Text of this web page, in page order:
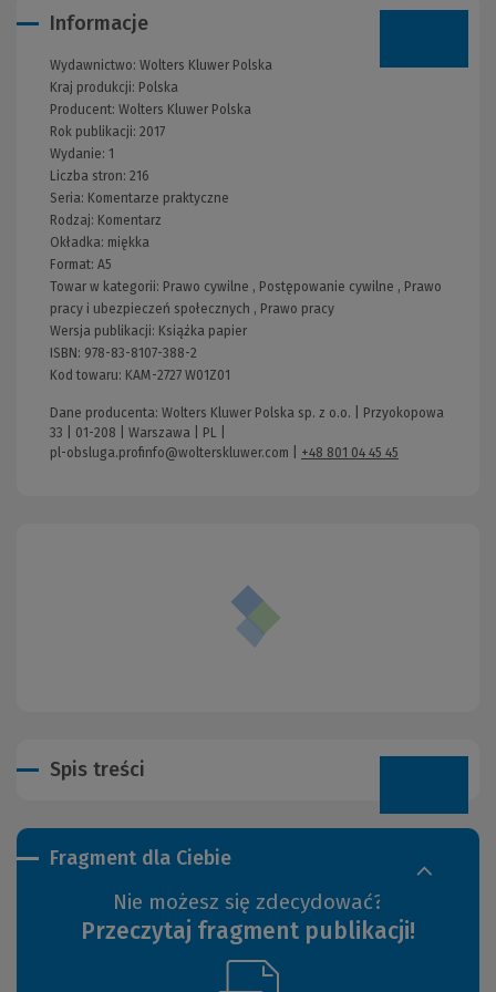
Fragment dla Ciebie
Nie możesz się zdecydować?
Przeczytaj fragment publikacji!
Informacje
Wydawnictwo: Wolters Kluwer Polska
Kraj produkcji: Polska
Producent: Wolters Kluwer Polska
Rok publikacji: 2017
Wydanie: 1
Liczba stron: 216
Seria: Komentarze praktyczne
Rodzaj: Komentarz
Okładka: miękka
Format: A5
Towar w kategorii: Prawo cywilne , Postępowanie cywilne , Prawo
pracy i ubezpieczeń społecznych , Prawo pracy
Wersja publikacji: Książka papier
ISBN: 978-83-8107-388-2
Kod towaru: KAM-2727 W01Z01
Dane producenta: Wolters Kluwer Polska sp. z o.o. | Przyokopowa
33 | 01-208 | Warszawa | PL |
pl-obsluga.profinfo@wolterskluwer.com
+48 801 04 45 45
Spis treści